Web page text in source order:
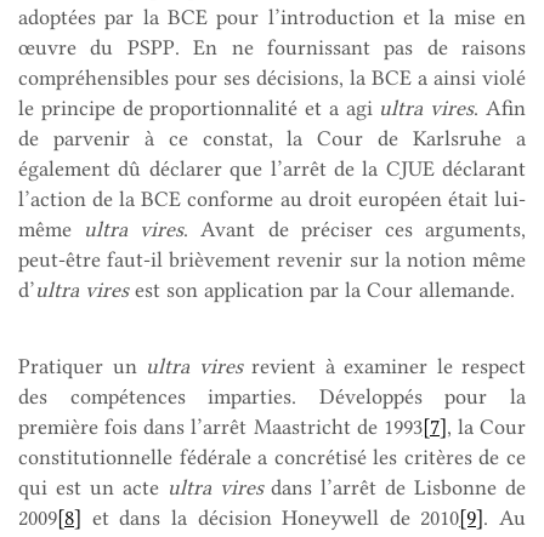
adoptées par la BCE pour l’introduction et la mise en
œuvre du PSPP. En ne fournissant pas de raisons
compréhensibles pour ses décisions, la BCE a ainsi violé
le principe de proportionnalité et a agi ultra vires. Afin
de parvenir à ce constat, la Cour de Karlsruhe a
également dû déclarer que l’arrêt de la CJUE déclarant
l’action de la BCE conforme au droit européen était lui-
même ultra vires. Avant de préciser ces arguments,
peut-être faut-il brièvement revenir sur la notion même
d’ultra viresest son application par la Cour allemande.
Pratiquer un ultra viresrevient à examiner le respect
des compétences imparties. Développés pour la
première fois dans l’arrêt Maastricht de 1993[7], la Cour
constitutionnelle fédérale a concrétisé les critères de ce
qui est un acte ultra viresdans l’arrêt de Lisbonne de
2009[8] et dans la décision Honeywell de 2010[9]. Au